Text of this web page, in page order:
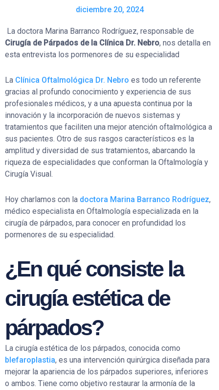
diciembre 20, 2024
La doctora Marina Barranco Rodríguez, responsable de
Cirugía de Párpados de la Clínica Dr. Nebro, nos detalla en
esta entrevista los pormenores de su especialidad
La Clínica Oftalmológica Dr. Nebro es todo un referente
gracias al profundo conocimiento y experiencia de sus
profesionales médicos, y a una apuesta continua por la
innovación y la incorporación de nuevos sistemas y
tratamientos que faciliten una mejor atención oftalmológica a
sus pacientes. Otro de sus rasgos característicos es la
amplitud y diversidad de sus tratamientos, abarcando la
riqueza de especialidades que conforman la Oftalmología y
Cirugía Visual.
Hoy charlamos con la doctora Marina Barranco Rodríguez,
médico especialista en Oftalmología especializada en la
cirugía de párpados, para conocer en profundidad los
pormenores de su especialidad.
¿En qué consiste la
cirugía estética de
párpados?
La cirugía estética de los párpados, conocida como
blefaroplastia, es una intervención quirúrgica diseñada para
mejorar la apariencia de los párpados superiores, inferiores
o ambos. Tiene como objetivo restaurar la armonía de la